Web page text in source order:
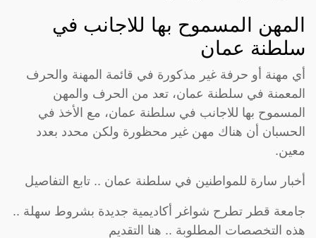
المهن المسموح بها للاجانب في
سلطنة عمان
أي مهنة أو حرفة غير مذكورة في قائمة المهنة والحرف
المعمنة في سلطنة عمان، تعد من الحرف والمهن
المسموح بها للاجانب في سلطنة عمان، مع الأخذ في
الحسبان أن هناك مهن غير محظورة ولكن محدد بعدد
معين.
أخبار سارة للمواطنين في سلطنة عمان .. تابع التفاصيل
جامعة قطر تطرح شواغر أكاديمية جديدة بشروط سهلة ..
هذه التخصصات المطلوبة .. هنا التقديم